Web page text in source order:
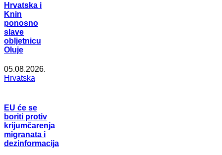
Hrvatska i
Knin
ponosno
slave
obljetnicu
Oluje
05.08.2026.
Hrvatska
EU će se
boriti protiv
krijumčarenja
migranata i
dezinformacija